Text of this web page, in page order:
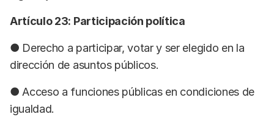
Artículo 23: Participación política
● Derecho a participar, votar y ser elegido en la
dirección de asuntos públicos.
● Acceso a funciones públicas en condiciones de
igualdad.